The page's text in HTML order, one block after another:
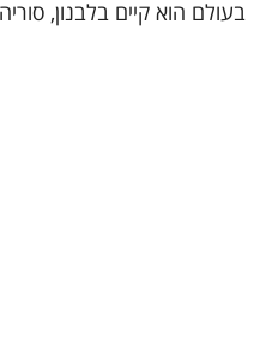
בעולם הוא קיים בלבנון,